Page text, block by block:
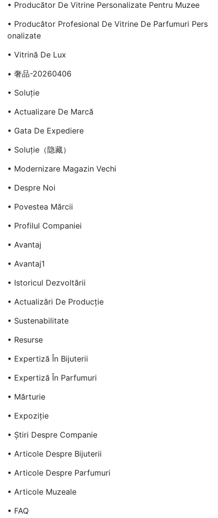
• Producător De Vitrine Personalizate Pentru Muzee
• Producător Profesional De Vitrine De Parfumuri Pers
Onalizate
• Vitrină De Lux
• 奢品-20260406
• Soluţie
• Actualizare De Marcă
• Gata De Expediere
• Soluție（隐藏）
• Modernizare Magazin Vechi
• Despre Noi
• Povestea Mărcii
• Profilul Companiei
• Avantaj
• Avantaj1
• Istoricul Dezvoltării
• Actualizări De Producție
• Sustenabilitate
• Resurse
• Expertiză În Bijuterii
• Expertiză În Parfumuri
• Mărturie
• Expoziţie
• Știri Despre Companie
• Articole Despre Bijuterii
• Articole Despre Parfumuri
• Articole Muzeale
• FAQ